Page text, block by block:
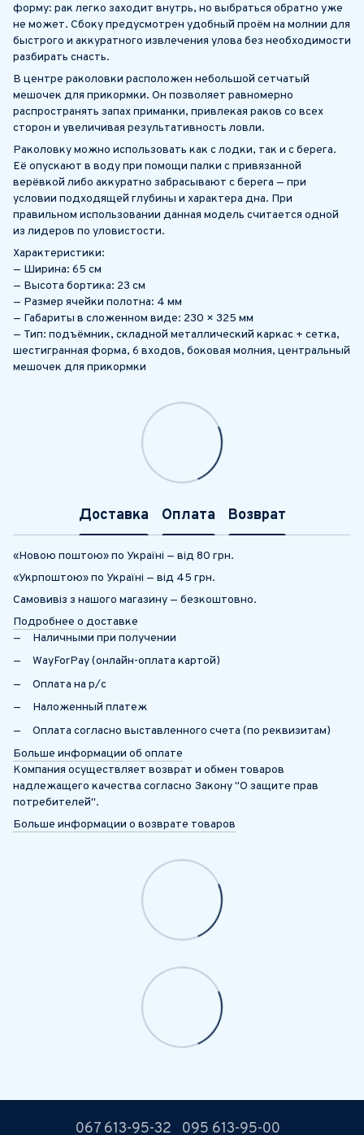
форму: рак легко заходит внутрь, но выбраться обратно уже
не может. Сбоку предусмотрен удобный проём на молнии для
быстрого и аккуратного извлечения улова без необходимости
разбирать снасть.
В центре раколовки расположен небольшой сетчатый
мешочек для прикормки. Он позволяет равномерно
распространять запах приманки, привлекая раков со всех
сторон и увеличивая результативность ловли.
Раколовку можно использовать как с лодки, так и с берега.
Её опускают в воду при помощи палки с привязанной
верёвкой либо аккуратно забрасывают с берега — при
условии подходящей глубины и характера дна. При
правильном использовании данная модель считается одной
из лидеров по уловистости.
Характеристики:
— Ширина: 65 см
— Высота бортика: 23 см
— Размер ячейки полотна: 4 мм
— Габариты в сложенном виде: 230 × 325 мм
— Тип: подъёмник, складной металлический каркас + сетка,
шестигранная форма, 6 входов, боковая молния, центральный
мешочек для прикормки
Доставка Оплата Возврат
«Новою поштою» по Україні — від 80 грн.
«Укрпоштою» по Україні — від 45 грн.
Самовивіз з нашого магазину — безкоштовно.
Подробнее о доставке
Наличными при получении
WayForPay (онлайн-оплата картой)
Оплата на р/с
Наложенный платеж
Оплата согласно выставленного счета (по реквизитам)
Больше информации об оплате
Компания осуществляет возврат и обмен товаров
надлежащего качества согласно Закону "О защите прав
потребителей".
Больше информации о возврате товаров
067 613-95-32 095 613-95-00